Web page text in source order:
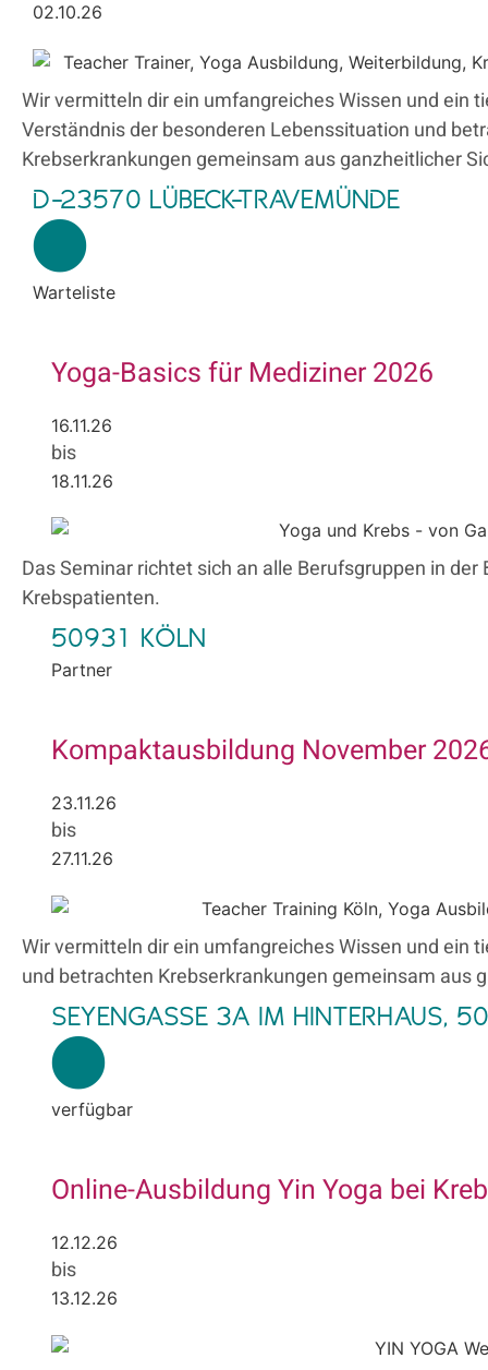
02.10.26
Wir vermitteln dir ein umfangreiches Wissen und ein
Verständnis der besonderen Lebenssituation und
Krebserkrankungen gemeinsam aus ganzheitlicher
D-23570 LÜBECK-TRAVEMÜNDE
Warteliste
Yoga-Basics für Mediziner 2026
16.11.26
bis
18.11.26
Das Seminar richtet sich an alle Berufsgruppen in
Krebspatienten.
50931 KÖLN
Partner
Kompaktausbildung November
23.11.26
bis
27.11.26
Wir vermitteln dir ein umfangreiches Wissen und ein
und betrachten Krebserkrankungen gemeinsam aus
SEYENGASSE 3A IM HINTERHAUS,
verfügbar
Online-Ausbildung Yin Yoga bei
12.12.26
bis
13.12.26